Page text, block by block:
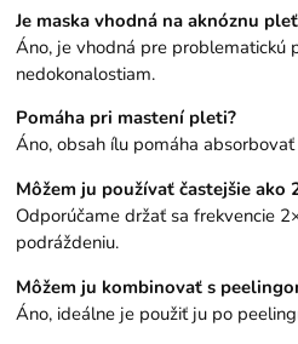
Je maska vhodná na aknóznu
Áno, je vhodná pre problematickú
nedokonalostiam.
Pomáha pri mastení pleti?
Áno, obsah ílu pomáha
Môžem ju používať častejšie ako
Odporúčame držať sa frekvencie
podráždeniu.
Môžem ju kombinovať s
Áno, ideálne je použiť ju po